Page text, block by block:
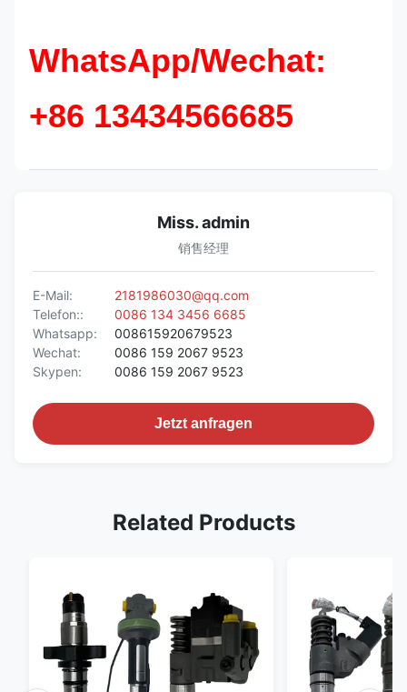
WhatsApp/Wechat:
+86 13434566685
Miss. admin
销售经理
E-Mail:
2181986030@qq.com
Telefon::
0086 134 3456 6685
Whatsapp:
008615920679523
Wechat:
0086 159 2067 9523
Skypen:
0086 159 2067 9523
Jetzt anfragen
Related Products